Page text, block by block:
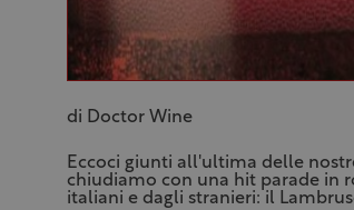
di Doctor Wine
Eccoci giunti all'ultima delle
chiudiamo con una hit parade in
italiani e dagli stranieri: il